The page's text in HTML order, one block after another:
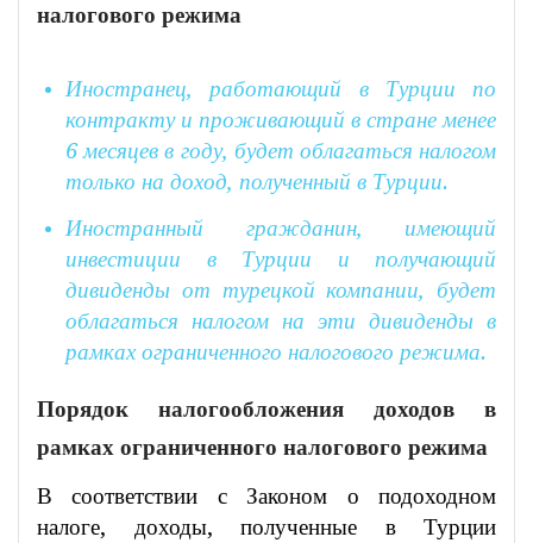
налогового режима
Иностранец, работающий в Турции по
контракту и проживающий в стране менее
6 месяцев в году, будет облагаться налогом
только на доход, полученный в Турции.
Иностранный гражданин, имеющий
инвестиции в Турции и получающий
дивиденды от турецкой компании, будет
облагаться налогом на эти дивиденды в
рамках ограниченного налогового режима.
Порядок налогообложения доходов в
рамках ограниченного налогового режима
В соответствии с Законом о подоходном
налоге, доходы, полученные в Турции